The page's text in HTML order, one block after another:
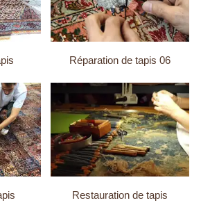
Réparation de tapis 06
Restauration de tapis